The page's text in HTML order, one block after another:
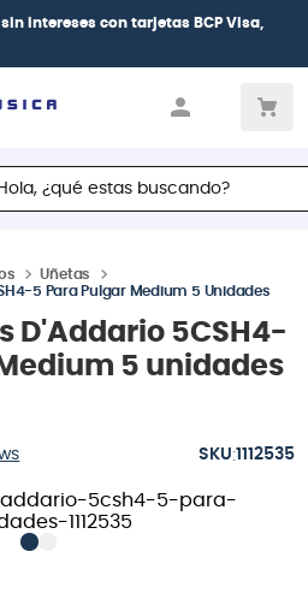
intereses con tarjetas BCP Visa,
estas buscando?
Uñetas
5 Para Pulgar Medium 5 Unidades
D'Addario 5CSH4-
5 unidades
:1112535